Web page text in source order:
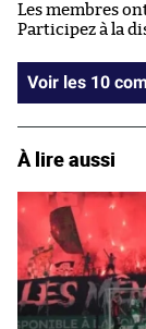
Les membres
Participez à la
Voir
À lire aussi